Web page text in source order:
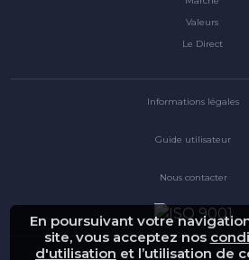
En poursuivant votre
site, vous acceptez nos
d'utilisation et l’utilisation de
Valeurs
Le Direct
Informations légales
Guide utilisateur
Nous contacter